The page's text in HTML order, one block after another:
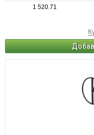
1 520.71